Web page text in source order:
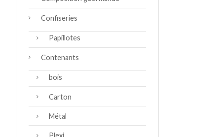
Confiseries
Papillotes
Contenants
bois
Carton
Métal